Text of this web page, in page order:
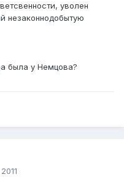
уволен
незаконнодобытую
была у Немцова?